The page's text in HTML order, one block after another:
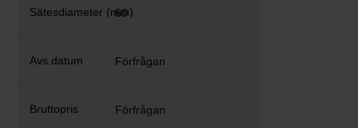
60
Förfrågan
Förfrågan